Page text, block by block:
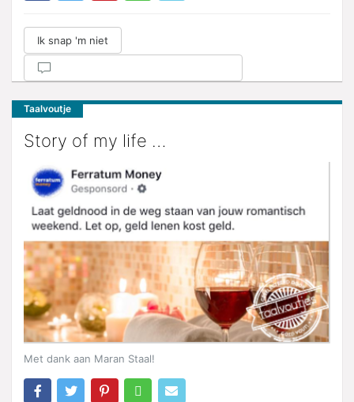
Ik snap 'm niet
Taalvoutje
Story of my life …
Met dank aan Maran Staal!